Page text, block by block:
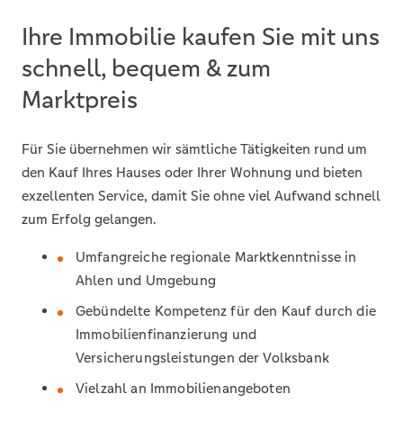
Ihre Immobilie kaufen Sie mit uns
schnell, bequem & zum
Marktpreis
Für Sie übernehmen wir sämtliche Tätigkeiten rund um
den Kauf Ihres Hauses oder Ihrer Wohnung und bieten
exzellenten Service, damit Sie ohne viel Aufwand schnell
zum Erfolg gelangen.
Umfangreiche regionale Marktkenntnisse in
Ahlen und Umgebung
Gebündelte Kompetenz für den Kauf durch die
Immobilienfinanzierung und
Versicherungsleistungen der Volksbank
Vielzahl an Immobilienangeboten